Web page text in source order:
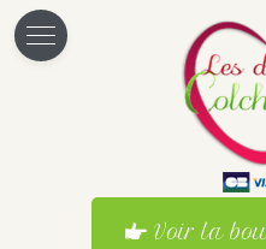
Voir la